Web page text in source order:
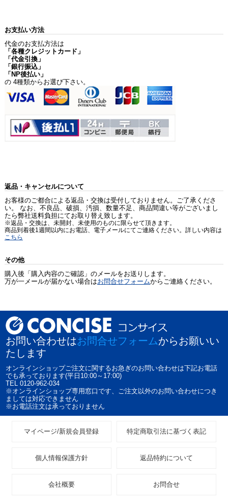
お支払い方法
代金のお支払方法は
「各種クレジットカード」
「代金引換」
「銀行振込」
「NP後払い」
の 4種類からお選び下さい。
返品・キャンセルについて
お客様のご都合による返品・交換は受付しておりません。ご了承くださ
い。 なお、不良品、破損、汚損、数量不足、商品間違い等がございまし
たら弊社送料負担にてお取り替え致します。
※返品・交換は、未開封、未使用のものに限らせて頂きます。
商品到着後1週間以内にお電話、電子メールにてご連絡ください。詳しい内容は
こちら
その他
購入後「購入内容のご確認」のメールをお送りします。
万が一メールが届かない場合はお問合せフォームからご連絡ください。
お問い合わせはお問合せフォームからお願いい
たします
オンラインショップご注文に関するお急ぎのお問い合わせは下記お電話
でも承っております(平日10:00～17:00)
TEL 0120-962-034
※オンラインショップ専用窓口です、ご注文以外のお問い合わせにつき
ましては対応できません
※お電話注文は承っておりません
マイページ/新規会員登録 特定商取引法に基づく表記
個人情報保護方針 返品特約について
会社概要 お問合せ